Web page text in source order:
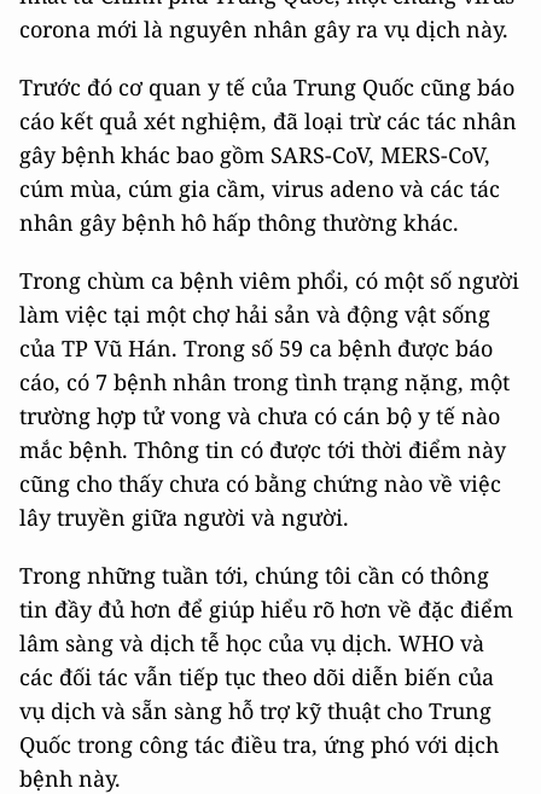
corona mới là nguyên nhân gây ra vụ dịch này.
Trước đó cơ quan y tế của Trung Quốc cũng báo
cáo kết quả xét nghiệm, đã loại trừ các tác nhân
gây bệnh khác bao gồm SARS-CoV, MERS-CoV,
cúm mùa, cúm gia cầm, virus adeno và các tác
nhân gây bệnh hô hấp thông thường khác.
Trong chùm ca bệnh viêm phổi, có một số người
làm việc tại một chợ hải sản và động vật sống
của TP Vũ Hán. Trong số 59 ca bệnh được báo
cáo, có 7 bệnh nhân trong tình trạng nặng, một
trường hợp tử vong và chưa có cán bộ y tế nào
mắc bệnh. Thông tin có được tới thời điểm này
cũng cho thấy chưa có bằng chứng nào về việc
lây truyền giữa người và người.
Trong những tuần tới, chúng tôi cần có thông
tin đầy đủ hơn để giúp hiểu rõ hơn về đặc điểm
lâm sàng và dịch tễ học của vụ dịch. WHO và
các đối tác vẫn tiếp tục theo dõi diễn biến của
vụ dịch và sẵn sàng hỗ trợ kỹ thuật cho Trung
Quốc trong công tác điều tra, ứng phó với dịch
bệnh này.